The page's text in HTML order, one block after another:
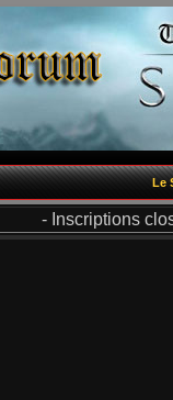
Le
- Inscriptions